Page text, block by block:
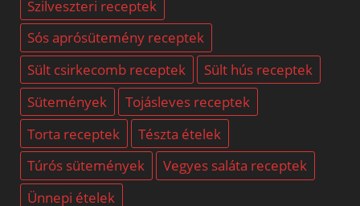
Szilveszteri receptek
Sós aprósütemény receptek
Sült csirkecomb receptek
Sült hús receptek
Sütemények
Tojásleves receptek
Torta receptek
Tészta ételek
Túrós sütemények
Vegyes saláta receptek
Ünnepi ételek